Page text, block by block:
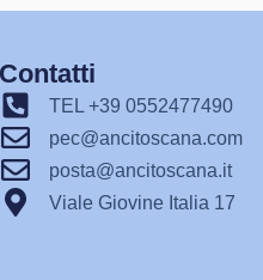
Contatti
TEL +39 0552477490
pec@ancitoscana.com
posta@ancitoscana.it
Viale Giovine Italia 17